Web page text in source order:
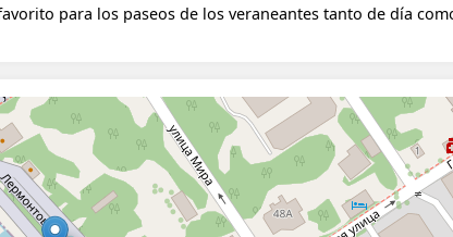
para los paseos de los veraneantes tanto de día